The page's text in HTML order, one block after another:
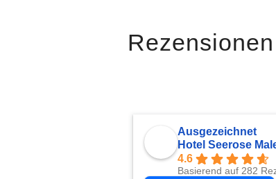
Ausgezeichnet
Hotel Seerose
4.6
Basierend auf 282